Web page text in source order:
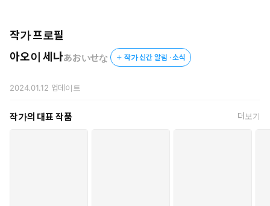
작가 프로필
아오이 세나あおいせな 작가 신간 알림 · 소식
2024.01.12 업데이트
작가의 대표 작품 더보기